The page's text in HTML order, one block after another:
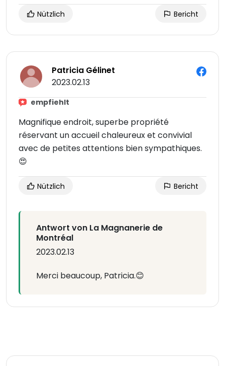
Nützlich Bericht
Patricia Gélinet
2023.02.13
empfiehlt
Magnifique endroit, superbe propriété
réservant un accueil chaleureux et convivial
avec de petites attentions bien sympathiques.
😍
Nützlich Bericht
Antwort von La Magnanerie de
Montréal
2023.02.13
Merci beaucoup, Patricia.😊